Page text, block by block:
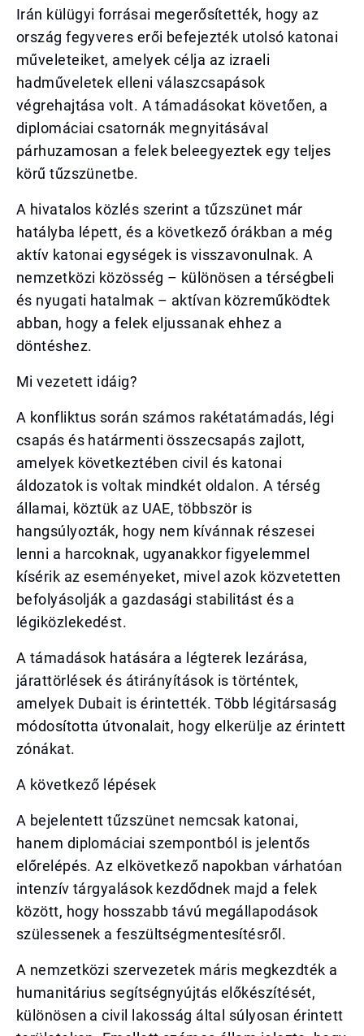
Irán külügyi forrásai megerősítették, hogy az
ország fegyveres erői befejezték utolsó katonai
műveleteiket, amelyek célja az izraeli
hadműveletek elleni válaszcsapások
végrehajtása volt. A támadásokat követően, a
diplomáciai csatornák megnyitásával
párhuzamosan a felek beleegyeztek egy teljes
körű tűzszünetbe.
A hivatalos közlés szerint a tűzszünet már
hatályba lépett, és a következő órákban a még
aktív katonai egységek is visszavonulnak. A
nemzetközi közösség – különösen a térségbeli
és nyugati hatalmak – aktívan közreműködtek
abban, hogy a felek eljussanak ehhez a
döntéshez.
Mi vezetett idáig?
A konfliktus során számos rakétatámadás, légi
csapás és határmenti összecsapás zajlott,
amelyek következtében civil és katonai
áldozatok is voltak mindkét oldalon. A térség
államai, köztük az UAE, többször is
hangsúlyozták, hogy nem kívánnak részesei
lenni a harcoknak, ugyanakkor figyelemmel
kísérik az eseményeket, mivel azok közvetetten
befolyásolják a gazdasági stabilitást és a
légiközlekedést.
A támadások hatására a légterek lezárása,
járattörlések és átirányítások is történtek,
amelyek Dubait is érintették. Több légitársaság
módosította útvonalait, hogy elkerülje az érintett
zónákat.
A következő lépések
A bejelentett tűzszünet nemcsak katonai,
hanem diplomáciai szempontból is jelentős
előrelépés. Az elkövetkező napokban várhatóan
intenzív tárgyalások kezdődnek majd a felek
között, hogy hosszabb távú megállapodások
szülessenek a feszültségmentesítésről.
A nemzetközi szervezetek máris megkezdték a
humanitárius segítségnyújtás előkészítését,
különösen a civil lakosság által súlyosan érintett